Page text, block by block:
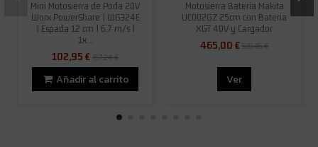
Mini Motosierra de Poda 20V
Worx PowerShare | WG324E
| Espada 12 cm | 6,7 m/s |
1x...
102,95 €157,24 €
Añadir al carrito
Motosierra Bateria Makita
UC002GZ 25cm con Bateria
XGT 40V y Cargador
465,00 €539,45 €
Ver